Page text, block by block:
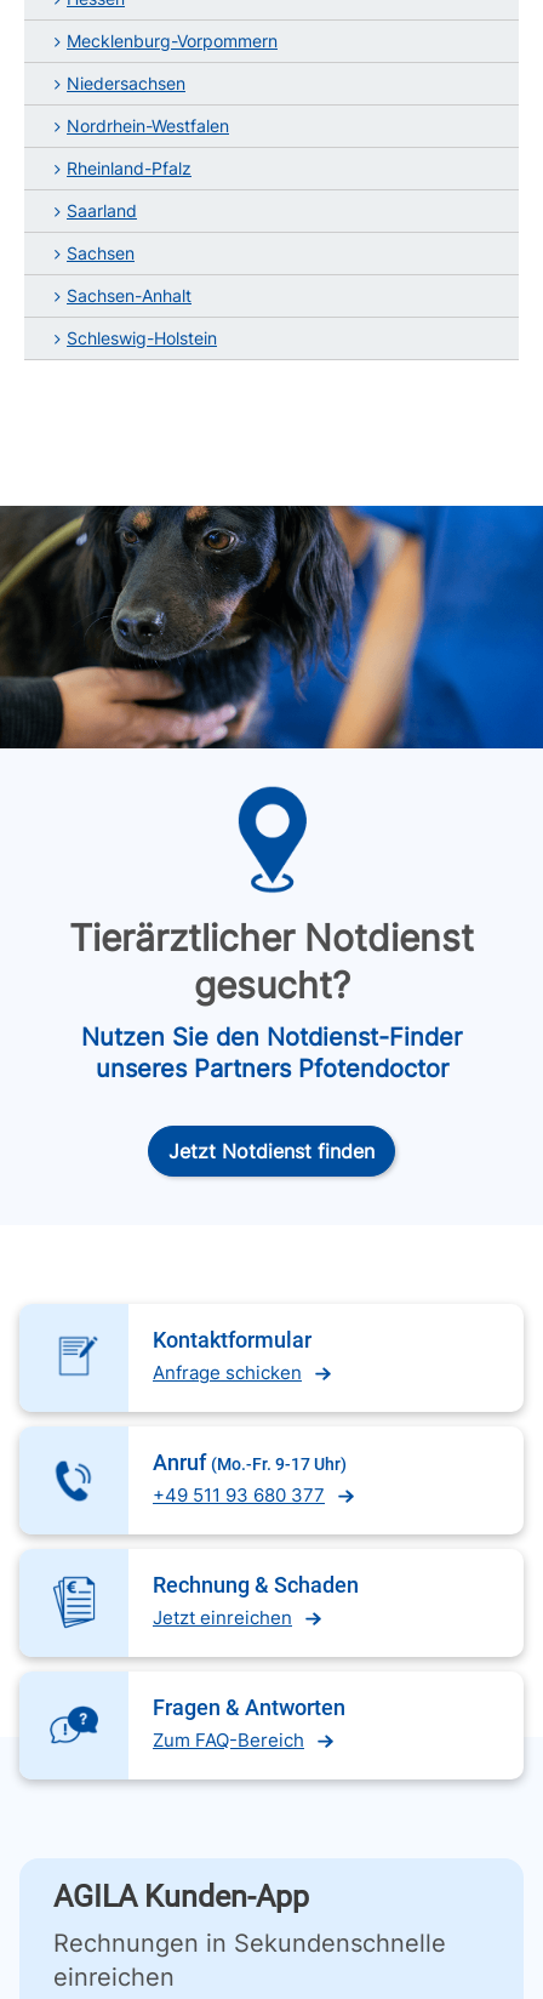
Mecklenburg-Vorpommern
Niedersachsen
Nordrhein-Westfalen
Rheinland-Pfalz
Saarland
Sachsen
Sachsen-Anhalt
Schleswig-Holstein
Tierärztlicher Notdienst
gesucht?
Nutzen Sie den Notdienst-Finder
unseres Partners Pfotendoctor
Jetzt Notdienst finden
Kontaktformular
Anfrage schicken
Anruf (Mo.-Fr. 9-17 Uhr)
+49 511 93 680 377
Rechnung & Schaden
Jetzt einreichen
Fragen & Antworten
Zum FAQ-Bereich
AGILA Kunden-App
Rechnungen in Sekundenschnelle
einreichen